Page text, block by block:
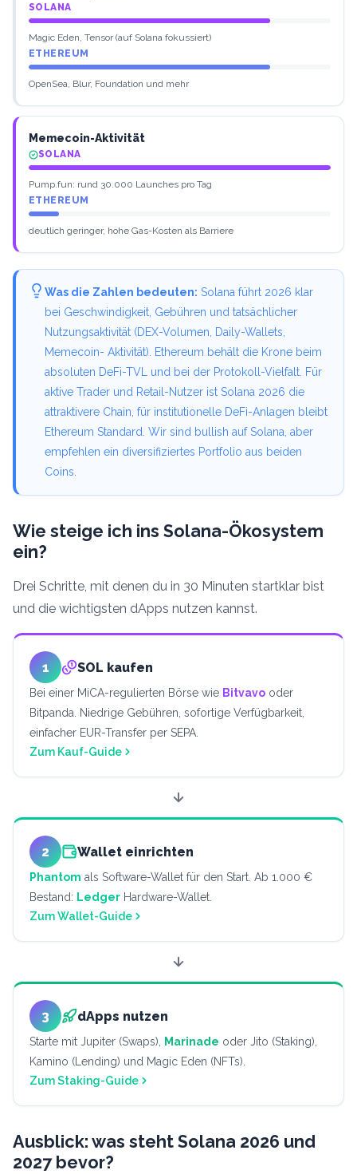
SOLANA
Magic Eden, Tensor (auf Solana fokussiert)
ETHEREUM
OpenSea, Blur, Foundation und mehr
Memecoin-Aktivität
SOLANA
Pump.fun: rund 30.000 Launches pro Tag
ETHEREUM
deutlich geringer, hohe Gas-Kosten als Barriere
Was die Zahlen bedeuten: Solana führt 2026 klar
bei Geschwindigkeit, Gebühren und tatsächlicher
Nutzungsaktivität (DEX-Volumen, Daily-Wallets,
Memecoin- Aktivität). Ethereum behält die Krone beim
absoluten DeFi-TVL und bei der Protokoll-Vielfalt. Für
aktive Trader und Retail-Nutzer ist Solana 2026 die
attraktivere Chain, für institutionelle DeFi-Anlagen bleibt
Ethereum Standard. Wir sind bullish auf Solana, aber
empfehlen ein diversifiziertes Portfolio aus beiden
Coins.
Wie steige ich ins Solana-Ökosystem
ein?
Drei Schritte, mit denen du in 30 Minuten startklar bist
und die wichtigsten dApps nutzen kannst.
1 SOL kaufen
Bei einer MiCA-regulierten Börse wie Bitvavo oder
Bitpanda. Niedrige Gebühren, sofortige Verfügbarkeit,
einfacher EUR-Transfer per SEPA.
Zum Kauf-Guide
2 Wallet einrichten
Phantom als Software-Wallet für den Start. Ab 1.000 €
Bestand: Ledger Hardware-Wallet.
Zum Wallet-Guide
3 dApps nutzen
Starte mit Jupiter (Swaps), Marinade oder Jito (Staking),
Kamino (Lending) und Magic Eden (NFTs).
Zum Staking-Guide
Ausblick: was steht Solana 2026 und
2027 bevor?